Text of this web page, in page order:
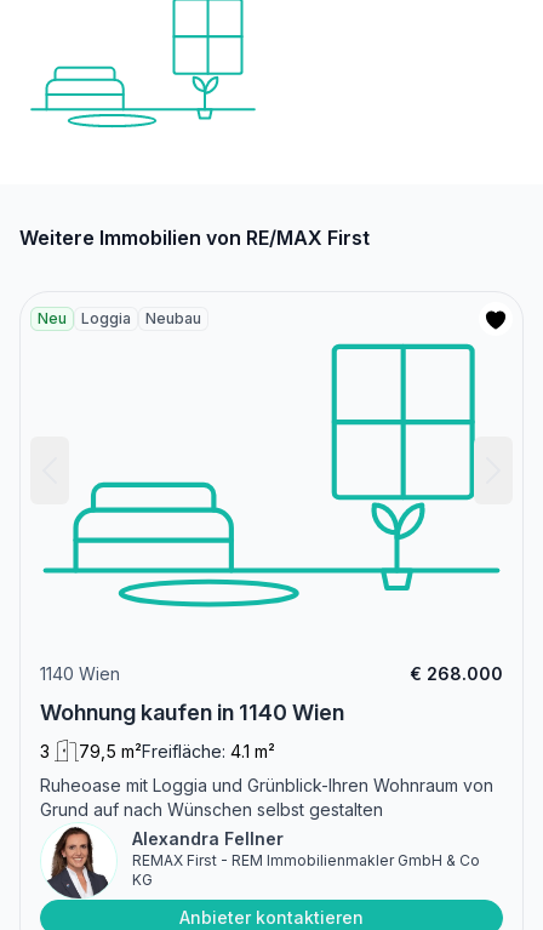
Weitere Immobilien von RE/MAX First
Neu Loggia Neubau
1140 Wien € 268.000
Wohnung kaufen in 1140 Wien
3 79,5 m²Freifläche: 4.1 m²
Ruheoase mit Loggia und Grünblick-Ihren Wohnraum von
Grund auf nach Wünschen selbst gestalten
Alexandra Fellner
REMAX First - REM Immobilienmakler GmbH & Co
KG
Anbieter kontaktieren